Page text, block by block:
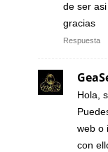
de ser
gracias
Respuesta
Hola,
web o
con